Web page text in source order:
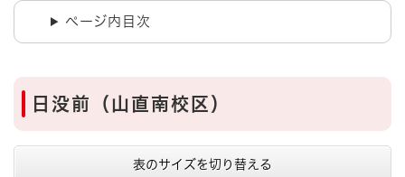
背景色変更 白 黒 青
とじる
ページ内目次
日没前（山直南校区）
表のサイズを切り替える